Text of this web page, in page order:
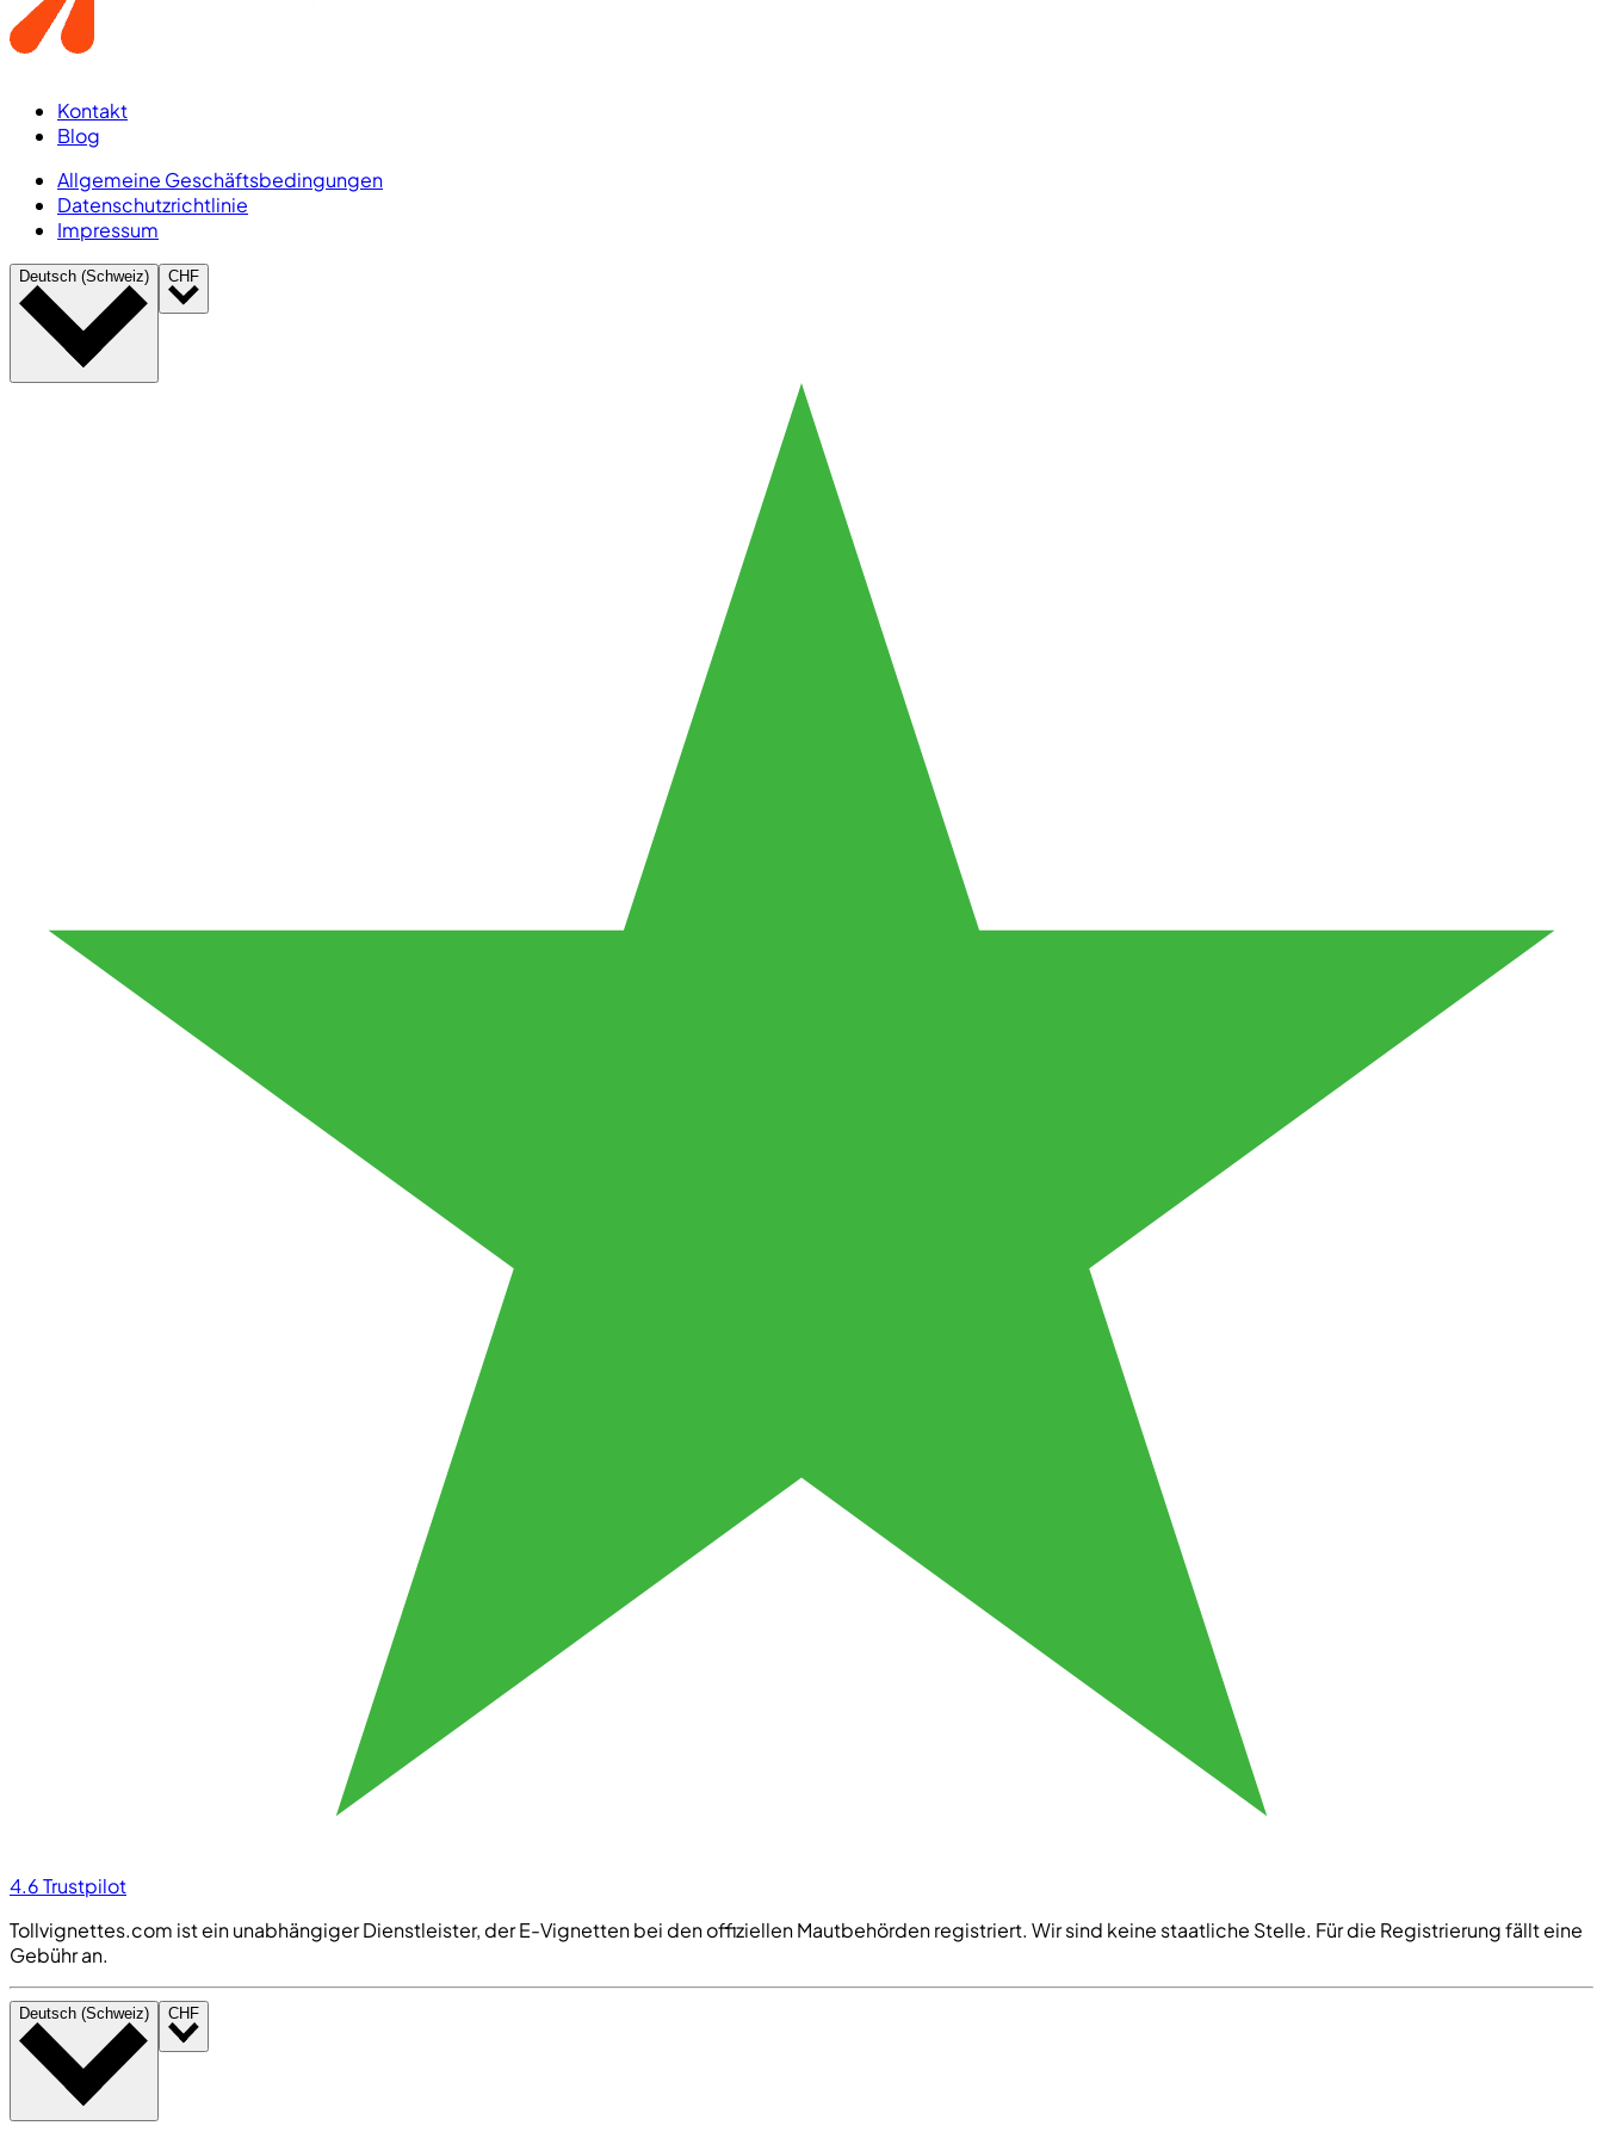
Kontakt
Blog
Allgemeine Geschäftsbedingungen
Datenschutzrichtlinie
Impressum
Deutsch (Schweiz) CHF
4.6Trustpilot
Tollvignettes.com ist ein unabhängiger Dienstleister, der E-Vignetten bei den offiziellen Mautbehörden registriert. Wir sind keine staatliche Stelle. Für die Registrierung fällt eine
Gebühr an.
Deutsch (Schweiz) CHF